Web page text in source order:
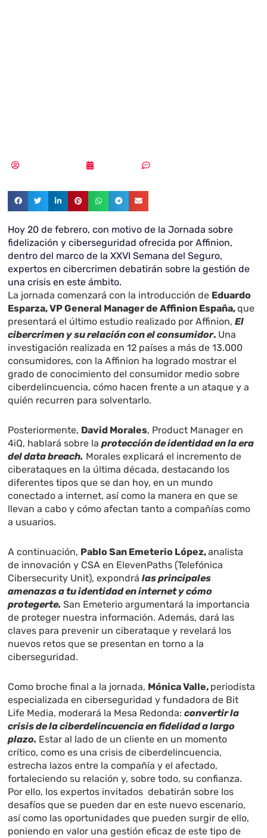
Hoy 20 de febrero, con motivo de la Jornada sobre
fidelización y ciberseguridad ofrecida por Affinion,
dentro del marco de la XXVI Semana del Seguro,
expertos en cibercrimen debatirán sobre la gestión de
una crisis en este ámbito.
La jornada comenzará con la introducción de Eduardo
Esparza, VP General Manager de Affinion España,que
presentará el último estudio realizado por Affinion,El
cibercrimen y su relación con el consumidor. Una
investigación realizada en 12 países a más de 13.000
consumidores, con la Affinion ha logrado mostrar el
grado de conocimiento del consumidor medio sobre
ciberdelincuencia, cómo hacen frente a un ataque y a
quién recurren para solventarlo.
Posteriormente, David Morales, Product Manager en
4iQ, hablará sobre laprotección de identidad en la era
del data breach. Morales explicará el incremento de
ciberataques en la última década, destacando los
diferentes tipos que se dan hoy, en un mundo
conectado a internet, así como la manera en que se
llevan a cabo y cómo afectan tanto a compañías como
a usuarios.
A continuación, Pablo San Emeterio López,analista
de innovación y CSA en ElevenPaths (Telefónica
Cibersecurity Unit), expondrálas principales
amenazas a tu identidad en internet y cómo
protegerte.San Emeterio argumentará la importancia
de proteger nuestra información. Además, dará las
claves para prevenir un ciberataque y revelará los
nuevos retos que se presentan en torno a la
ciberseguridad.
Como broche final a la jornada, Mónica Valle, periodista
especializada en ciberseguridad y fundadora de Bit
Life Media, moderará la Mesa Redonda:convertir la
crisis de la ciberdelincuencia en fidelidad a largo
plazo. Estar al lado de un cliente en un momento
crítico, como es una crisis de ciberdelincuencia,
estrecha lazos entre la compañía y el afectado,
fortaleciendo su relación y, sobre todo, su confianza.
Por ello, los expertos invitados debatirán sobre los
desafíos que se pueden dar en este nuevo escenario,
así como las oportunidades que pueden surgir de ello,
poniendo en valor una gestión eficaz de este tipo de